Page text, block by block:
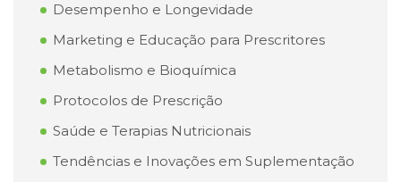
Desempenho e Longevidade
Marketing e Educação para Prescritores
Metabolismo e Bioquímica
Protocolos de Prescrição
Saúde e Terapias Nutricionais
Tendências e Inovações em Suplementação